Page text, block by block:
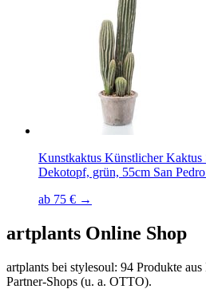
Kunstkaktus Künstlicher
Dekotopf, grün, 55cm San
ab 75 € →
artplants Online Shop
artplants bei stylesoul: 94 Produkte
Partner-Shops (u. a. OTTO).